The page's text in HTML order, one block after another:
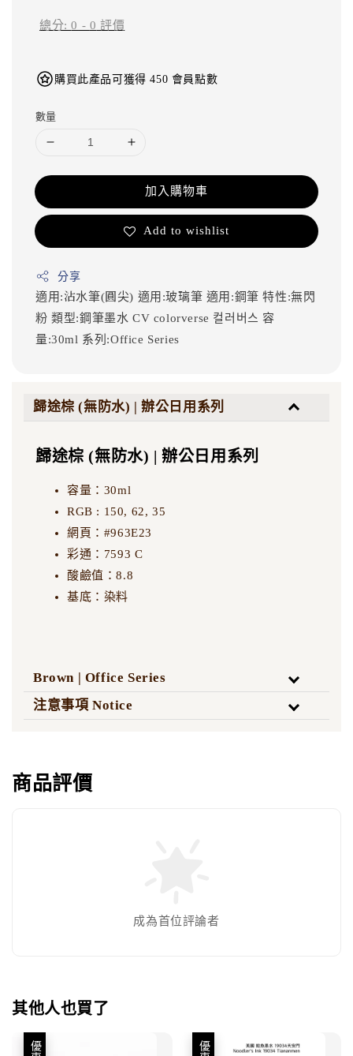
總分:0 - 0 評價
購買此產品可獲得 450 會員點數
數量
加入購物車
Add to wishlist
分享
適用:沾水筆(圓尖) 適用:玻璃筆 適用:鋼筆特性:無閃
粉類型:鋼筆墨水CV colorverse 컬러버스 容
量:30ml 系列:Office Series
歸途棕 (無防水) | 辦公日用系列
歸途棕 (無防水) | 辦公日用系列
容量：30ml
RGB : 150, 62, 35
網頁：#963E23
彩通：7593 C
酸鹼值：8.8
基底：染料
Brown | Office Series
注意事項 Notice
商品評價
成為首位評論者
其他人也買了